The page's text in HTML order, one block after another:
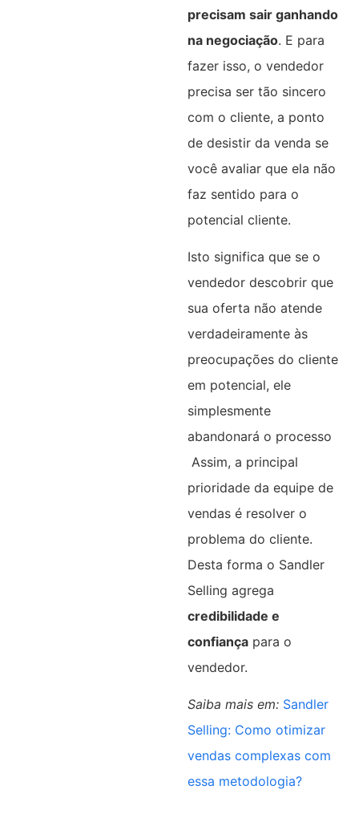
precisam sair ganhando
na negociação. E para
fazer isso, o vendedor
precisa ser tão sincero
com o cliente, a ponto
de desistir da venda se
você avaliar que ela não
faz sentido para o
potencial cliente.
Isto significa que se o
vendedor descobrir que
sua oferta não atende
verdadeiramente às
preocupações do cliente
em potencial, ele
simplesmente
abandonará o processo
Assim, a principal
prioridade da equipe de
vendas é resolver o
problema do cliente.
Desta forma o Sandler
Selling agrega
credibilidade e
confiançapara o
vendedor.
Saiba mais em: Sandler
Selling: Como otimizar
vendas complexas com
essa metodologia?